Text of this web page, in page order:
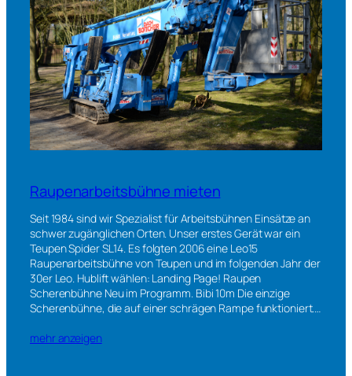
Raupenarbeitsbühne mieten
Seit 1984 sind wir Spezialist für Arbeitsbühnen Einsätze an
schwer zugänglichen Orten. Unser erstes Gerät war ein
Teupen Spider SL14. Es folgten 2006 eine Leo15
Raupenarbeitsbühne von Teupen und im folgenden Jahr der
30er Leo. Hublift wählen: Landing Page! Raupen
Scherenbühne Neu im Programm. Bibi 10m Die einzige
Scherenbühne, die auf einer schrägen Rampe funktioniert.…
mehr anzeigen